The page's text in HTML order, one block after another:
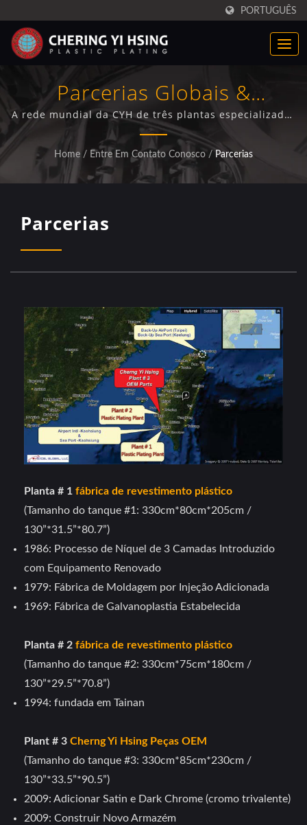
PORTUGUÊS
Parcerias Globais &
Instalações De Fabricação
A rede mundial da CYH de três plantas especializadas
em revestimento plástico e escritório de suporte de
vendas na América do Norte oferece soluções
integradas de eletrodeposição para as indústrias
automotiva, de eletrodomésticos e de motocicletas.
Home / Entre Em Contato Conosco / Parcerias
Parcerias
Planta # 1 fábrica de revestimento plástico
(Tamanho do tanque #1: 330cm*80cm*205cm /
130”*31.5”*80.7”)
1986: Processo de Níquel de 3 Camadas Introduzido
com Equipamento Renovado
1979: Fábrica de Moldagem por Injeção Adicionada
1969: Fábrica de Galvanoplastia Estabelecida
Planta # 2 fábrica de revestimento plástico
(Tamanho do tanque #2: 330cm*75cm*180cm /
130”*29.5”*70.8”)
1994: fundada em Tainan
Plant # 3 Cherng Yi Hsing Peças OEM
(Tamanho do tanque #3: 330cm*85cm*230cm /
130”*33.5”*90.5”)
2009: Adicionar Satin e Dark Chrome (cromo trivalente)
2009: Construir Novo Armazém